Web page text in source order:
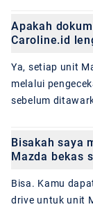
Apakah
Caroline.id
Ya, setiap unit
melalui
sebelum
Bisakah saya
Mazda bekas
Bisa. Kamu
drive untuk unit